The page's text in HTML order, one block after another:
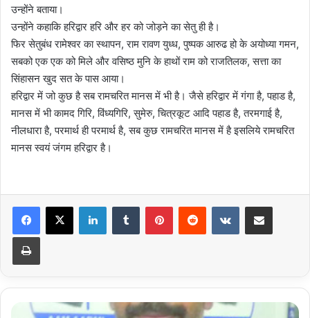
उन्होंने बताया।
उन्होंने कहाकि हरिद्वार हरि और हर को जोड़ने का सेतु ही है।
फिर सेतुबंध रामेश्वर का स्थापन, राम रावण युध्ध, पुष्पक आरुढ हो के अयोध्या गमन,
सबको एक एक को मिले और वसिष्ठ मुनि के हाथों राम को राजतिलक, सत्ता का
सिंहासन खुद सत के पास आया।
हरिद्वार में जो कुछ है सब रामचरित मानस में भी है। जैसे हरिद्वार में गंगा है, पहाड है,
मानस में भी कामद गिरि, विंध्यगिरि, सुमेरु, चित्रकूट आदि पहाड है, तरमगाई है,
नीलधारा है, परमार्थ ही परमार्थ है, सब कुछ रामचरित मानस में है इसलिये रामचरित
मानस स्वयं जंगम हरिद्वार है।
LinkedInTumblr PinterestReddit VKontakteShare via Email
Print
कोरोना